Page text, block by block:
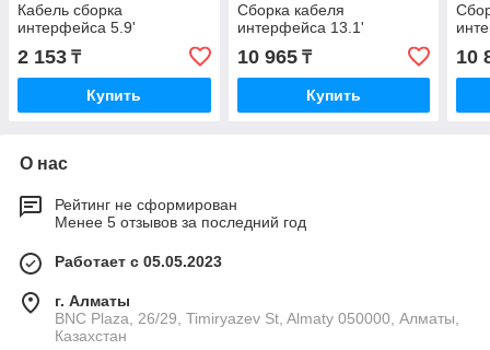
Кабель сборка
интерфейса 5.9'
2 153 ₸
Купить
Сборка кабеля
интерфейса 13.1'
10 965₸
Купить
10
О нас
Рейтинг не сформирован
Менее 5 отзывов за последний год
Работает с 05.05.2023
г. Алматы
BNC Plaza, 26/29, Timiryazev St, Almaty 050000, Алматы,
Казахстан